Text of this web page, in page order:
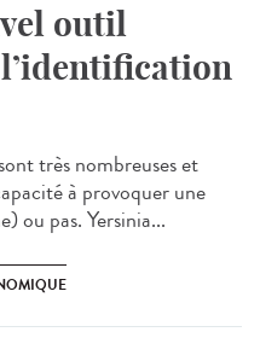
outil
très nombreuses et
à provoquer une
ou pas. Yersinia...